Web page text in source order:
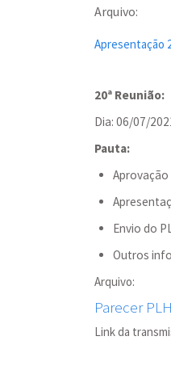
Arquivo:
Apresentação
20ª Reunião:
Dia: 06/07/
Pauta:
Aprovação
Envio do
Outros
Arquivo:
Parecer
Link da